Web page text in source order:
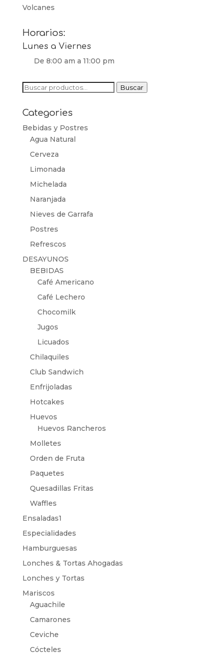
Volcanes
Horarios:
Lunes a Viernes
De 8:00 am a 11:00 pm
Buscar
Buscar
Categories
Bebidas y Postres
Agua Natural
Cerveza
Limonada
Michelada
Naranjada
Nieves de Garrafa
Postres
Refrescos
DESAYUNOS
BEBIDAS
Café Americano
Café Lechero
Chocomilk
Jugos
Licuados
Chilaquiles
Club Sandwich
Enfrijoladas
Hotcakes
Huevos
Huevos Rancheros
Molletes
Orden de Fruta
Paquetes
Quesadillas Fritas
Waffles
Ensaladas1
Especialidades
Hamburguesas
Lonches & Tortas Ahogadas
Lonches y Tortas
Mariscos
Aguachile
Camarones
Ceviche
Cócteles